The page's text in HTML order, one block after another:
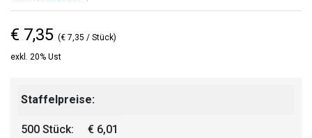
€ 7,35 (€ 7,35 / Stück)
exkl. 20% Ust
Staffelpreise:
500 Stück: € 6,01